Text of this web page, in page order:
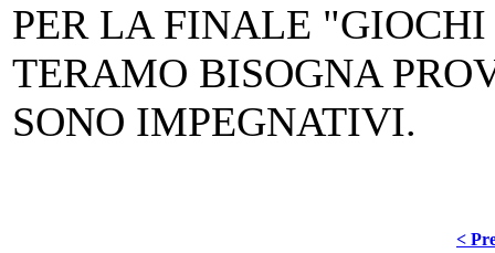
PER LA FINALE
TERAMO BISOGNA
SONO IMPEGNATIVI.
<